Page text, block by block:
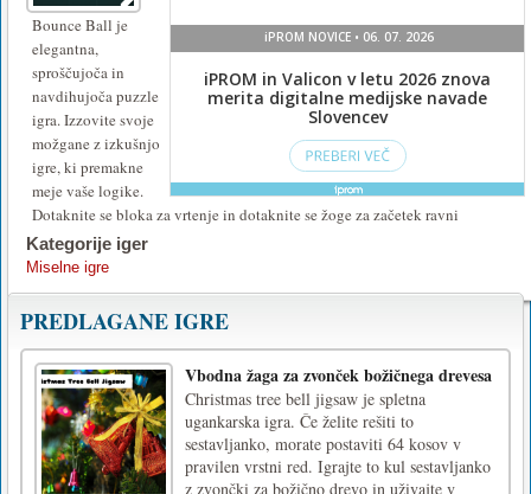
Bounce Ball je
elegantna,
sproščujoča in
navdihujoča puzzle
igra. Izzovite svoje
možgane z izkušnjo
igre, ki premakne
meje vaše logike.
Dotaknite se bloka za vrtenje in dotaknite se žoge za začetek ravni
Kategorije iger
Miselne igre
PREDLAGANE IGRE
Vbodna žaga za zvonček božičnega drevesa
Christmas tree bell jigsaw je spletna
ugankarska igra. Če želite rešiti to
sestavljanko, morate postaviti 64 kosov v
pravilen vrstni red. Igrajte to kul sestavljanko
z zvončki za božično drevo in uživajte v